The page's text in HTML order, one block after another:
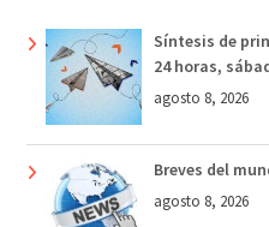
Síntesis de
24 horas,
agosto 8, 2026
Breves del
agosto 8, 2026